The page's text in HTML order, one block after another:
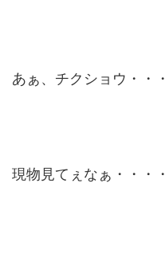
あぁ、チクショウ・・・
現物見てぇなぁ・・・・